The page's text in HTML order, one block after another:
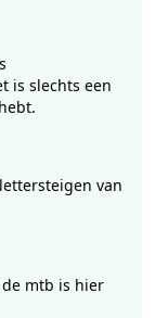
is slechts een
van
de mtb is hier